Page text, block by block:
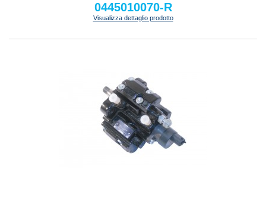
0445010070-R
Visualizza dettaglio prodotto